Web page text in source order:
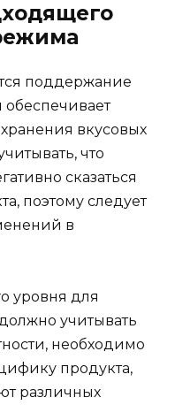
поддержание
обеспечивает
вкусовых
что
сказаться
поэтому следует
в
уровня для
учитывать
необходимо
продукта,
различных